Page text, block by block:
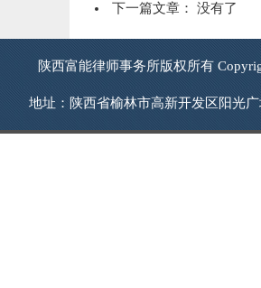
下一篇文章： 没有了
陕西富能律师事务所版权所有
地址：陕西省榆林市高新开发区阳光